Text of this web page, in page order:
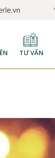
TƯ VẤN